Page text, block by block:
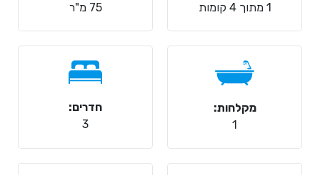
1 מתוך 4 קומות
75 מ"ר
מקלחות:
1
חדרים:
3